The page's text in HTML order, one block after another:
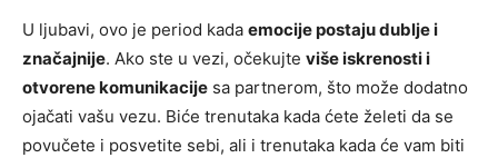
U ljubavi, ovo je period kada emocije postaju dublje i
značajnije. Ako ste u vezi, očekujte više iskrenosti i
otvorene komunikacije sa partnerom, što može dodatno
ojačati vašu vezu. Biće trenutaka kada ćete želeti da se
povučete i posvetite sebi, ali i trenutaka kada će vam biti